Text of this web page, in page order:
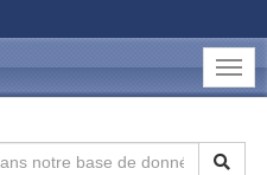
le
Dojo